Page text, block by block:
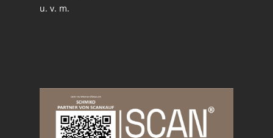
u. v. m.